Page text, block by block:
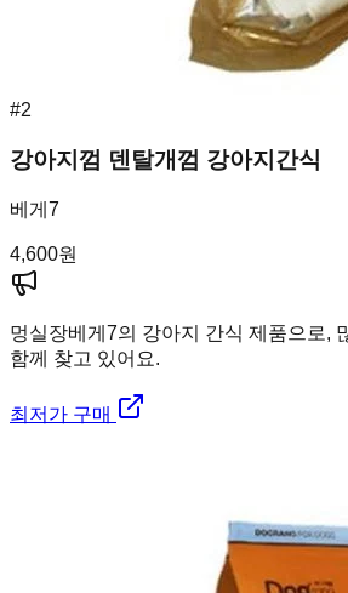
#2
강아지껌 덴탈개껌 강아지간식
베게7
4,600원
멍실장베게7의 강아지 간식 제품으로,
함께 찾고 있어요.
최저가 구매